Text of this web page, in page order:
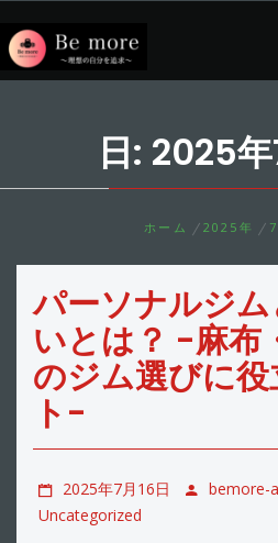
ン
テ
キ
日: 2025年
ホーム 2025年
パーソナルジ
いとは？ -麻布
のジム選びに
ト-
2025年7月16日 bemore-
Uncategorized